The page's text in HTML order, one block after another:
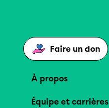
Faire un don
À propos
Équipe et carrières